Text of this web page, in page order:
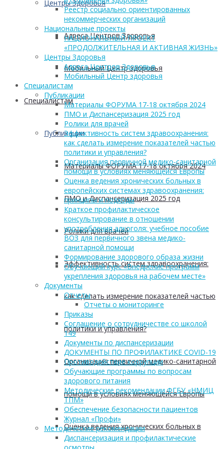
Центры Здоровья
Адреса Центров Здоровья
Мобильный Центр здоровья
Cпециалистам
Публикации
Материалы ФОРУМА 17-18 октября 2024
ПМО и Диспансеризация 2025 год
Ролики для врачей
Эффективность систем здравоохранения:
как сделать измерение показателей частью
политики и управления?
Организация первичной медико-санитарной
помощи в условиях меняющейся Европы
Оценка ведения хронических больных в
Реестр социально ориентированных
некоммерческих организаций
Национальные проекты
НАЦИОНАЛЬНЫЙ ПРОЕКТ
«ПРОДОЛЖИТЕЛЬНАЯ И АКТИВНАЯ ЖИЗНЬ»
Центры Здоровья
Адреса Центров Здоровья
Мобильный Центр здоровья
Cпециалистам
Публикации
Материалы ФОРУМА 17-18 октября 2024
ПМО и Диспансеризация 2025 год
Ролики для врачей
Эффективность систем здравоохранения:
как сделать измерение показателей частью
политики и управления?
Организация первичной медико-санитарной
помощи в условиях меняющейся Европы
Оценка ведения хронических больных в
европейских системах здравоохранения:
принципы и подходы
Краткое профилактическое
консультирование в отношении
употребления алкоголя: учебное пособие
ВОЗ для первичного звена медико-
санитарной помощи
Формирование здорового образа жизни
Обучающий курс «Внедрение программ
укрепления здоровья на рабочем месте»
Документы
Отчеты
Отчеты о мониторинге
Приказы
Соглашение о сотрудничестве со школой
149
Документы по диспансеризации
ДОКУМЕНТЫ ПО ПРОФИЛАКТИКЕ COVID-19
Противодействие коррупции
Обучающие программы по вопросам
здорового питания
Методические рекомендации ФГБУ «НМИЦ
ТПМ»
Обеспечение безопасности пациентов
Журнал «Профи»
Методические рекомендации
Диспансеризация и профилактические